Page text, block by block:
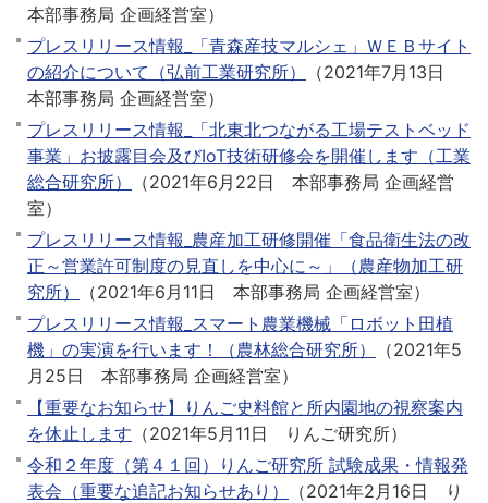
本部事務局 企画経営室）
プレスリリース情報_「青森産技マルシェ」ＷＥＢサイト
の紹介について（弘前工業研究所）
（2021年7月13日
本部事務局 企画経営室）
プレスリリース情報_「北東北つながる工場テストベッド
事業」お披露目会及びIoT技術研修会を開催します（工業
総合研究所）
（2021年6月22日
本部事務局 企画経営
室）
プレスリリース情報_農産加工研修開催「食品衛生法の改
正～営業許可制度の見直しを中心に～」（農産物加工研
究所）
（2021年6月11日 本部事務局 企画経営室）
プレスリリース情報_スマート農業機械「ロボット田植
機」の実演を行います！（農林総合研究所）
（2021年5
月25日
本部事務局 企画経営室）
【重要なお知らせ】りんご史料館と所内園地の視察案内
を休止します （2021年5月11日 りんご研究所）
令和２年度（第４１回）りんご研究所 試験成果・情報発
表会（重要な追記お知らせあり）
（2021年2月16日
り